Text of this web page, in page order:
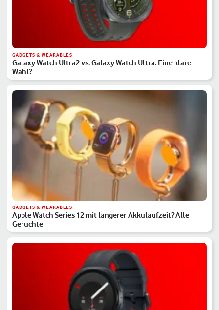
GADGETS & WEARABLES
Galaxy Watch Ultra2 vs. Galaxy Watch Ultra: Eine klare
Wahl?
GADGETS & WEARABLES
Apple Watch Series 12 mit längerer Akkulaufzeit? Alle
Gerüchte